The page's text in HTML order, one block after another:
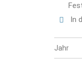
In
Jahr